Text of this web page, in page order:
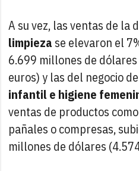
A su vez, las ventas de la
limpieza se elevaron el
6.699 millones de
euros) y las del negocio de
infantil e higiene
ventas de productos
pañales o compresas,
millones de dólares